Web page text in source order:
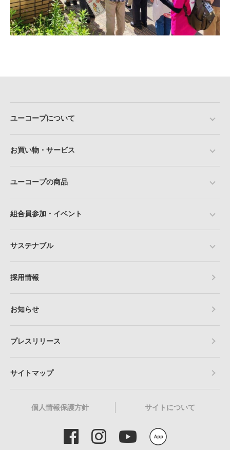
ユーコープについて
お買い物・サービス
ユーコープの商品
組合員参加・イベント
サステナブル
採用情報
お知らせ
プレスリリース
サイトマップ
個人情報保護方針 サイトについて